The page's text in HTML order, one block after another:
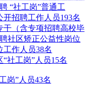
“社工岗”普通工
招聘工作人员193名
干（含专项招聘高校毕
社区矫正公益性岗位
工作人员38名
社工岗”人员15名
岗”人员43名